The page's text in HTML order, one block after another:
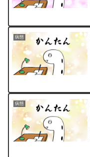
病態
病態